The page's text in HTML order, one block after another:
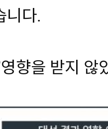
니다.
향을 받지 않